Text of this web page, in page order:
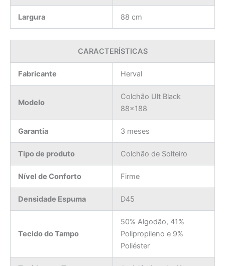
Largura 88 cm
CARACTERÍSTICAS
Fabricante Herval
Modelo
Colchão Ult Black
88×188
Garantia 3 meses
Tipo de produto Colchão de Solteiro
Nível de Conforto Firme
Densidade Espuma D45
Tecido do Tampo
50% Algodão, 41%
Polipropileno e 9%
Poliéster